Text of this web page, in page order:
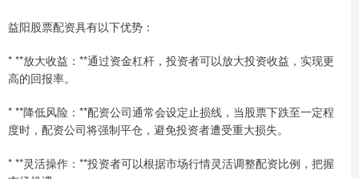
益阳股票配资具有以下优势：
* **放大收益：**通过资金杠杆，投资者可以放大投资收益，实现更
高的回报率。
* **降低风险：**配资公司通常会设定止损线，当股票下跌至一定程
度时，配资公司将强制平仓，避免投资者遭受重大损失。
* **灵活操作：**投资者可以根据市场行情灵活调整配资比例，把握